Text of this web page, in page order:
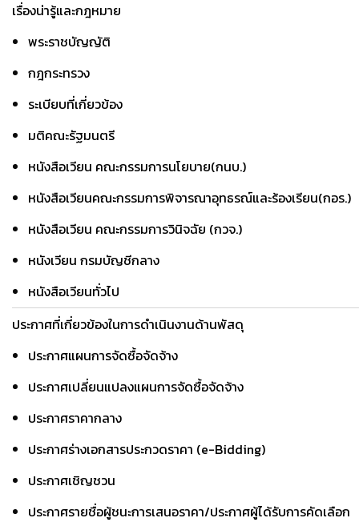
เรื่องน่ารู้และกฎหมาย
พระราชบัญญัติ
กฎกระทรวง
ระเบียบที่เกี่ยวข้อง
มติคณะรัฐมนตรี
หนังสือเวียน คณะกรรมการนโยบาย(กนบ.)
หนังสือเวียนคณะกรรมการพิจารณาอุทธรณ์และร้องเรียน(กอร.)
หนังสือเวียน คณะกรรมการวินิจฉัย (กวจ.)
หนังเวียน กรมบัญชีกลาง
หนังสือเวียนทั่วไป
ประกาศที่เกี่ยวข้องในการดำเนินงานด้านพัสดุ
ประกาศแผนการจัดซื้อจัดจ้าง
ประกาศเปลี่ยนแปลงแผนการจัดซื้อจัดจ้าง
ประกาศราคากลาง
ประกาศร่างเอกสารประกวดราคา (e-Bidding)
ประกาศเชิญชวน
ประกาศรายชื่อผู้ชนะการเสนอราคา/ประกาศผู้ได้รับการคัดเลือก